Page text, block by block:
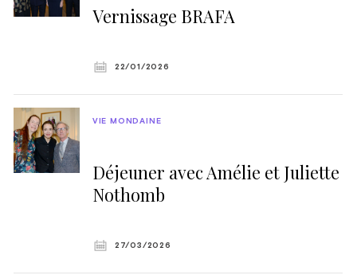
Vernissage BRAFA
22/01/2026
Déjeuner avec Amélie et Juliette
Nothomb
VIE MONDAINE
27/03/2026